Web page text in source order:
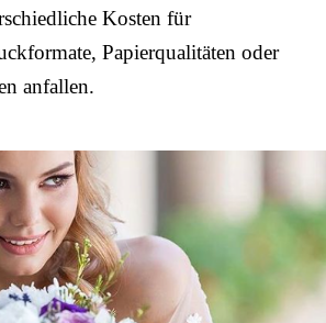
Kosten für
Papierqualitäten oder
anfallen.